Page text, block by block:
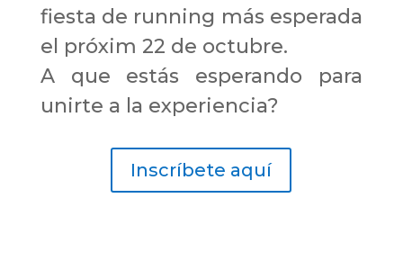
fiesta de running más esperada
el próxim 22 de octubre.
A que estás esperando para
unirte a la experiencia?
Inscríbete aquí